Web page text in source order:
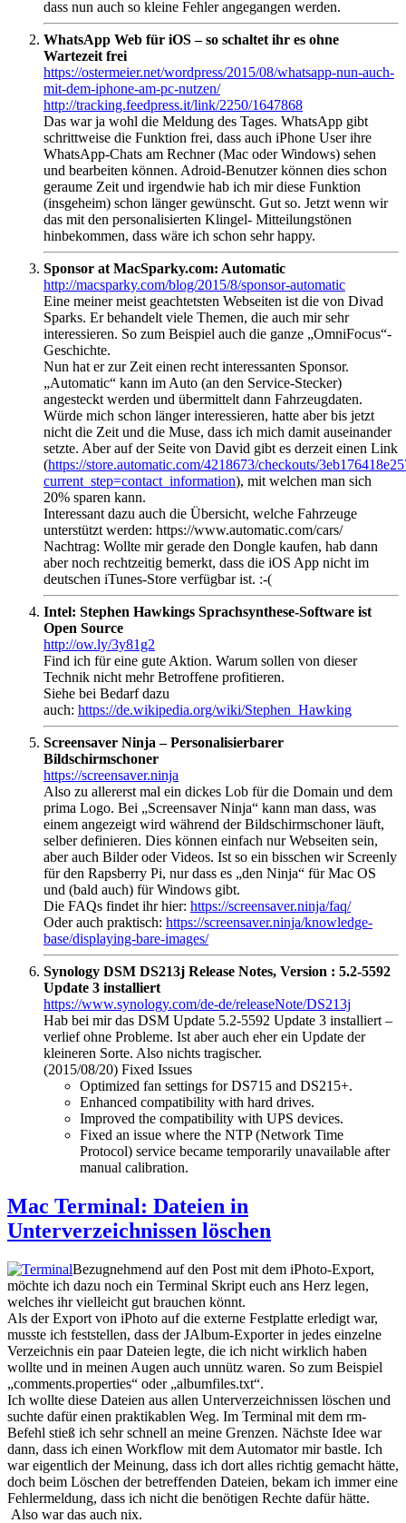
dass nun auch so kleine Fehler angegangen werden.
WhatsApp Web für iOS – so schaltet ihr es ohne
Wartezeit frei
https://ostermeier.net/wordpress/2015/08/whatsapp-nun-auch-
mit-dem-iphone-am-pc-nutzen/
http://tracking.feedpress.it/link/2250/1647868
Das war ja wohl die Meldung des Tages. WhatsApp gibt
schrittweise die Funktion frei, dass auch iPhone User ihre
WhatsApp-Chats am Rechner (Mac oder Windows) sehen
und bearbeiten können. Adroid-Benutzer können dies schon
geraume Zeit und irgendwie hab ich mir diese Funktion
(insgeheim) schon länger gewünscht. Gut so. Jetzt wenn wir
das mit den personalisierten Klingel- Mitteilungstönen
hinbekommen, dass wäre ich schon sehr happy.
Sponsor at MacSparky.com: Automatic
http://macsparky.com/blog/2015/8/sponsor-automatic
Eine meiner meist geachtetsten Webseiten ist die von Divad
Sparks. Er behandelt viele Themen, die auch mir sehr
interessieren. So zum Beispiel auch die ganze „OmniFocus“-
Geschichte.
Nun hat er zur Zeit einen recht interessanten Sponsor.
„Automatic“ kann im Auto (an den Service-Stecker)
angesteckt werden und übermittelt dann Fahrzeugdaten.
Würde mich schon länger interessieren, hatte aber bis jetzt
nicht die Zeit und die Muse, dass ich mich damit auseinander
setzte. Aber auf der Seite von David gibt es derzeit einen Link
(https://store.automatic.com/4218673/checkouts/
current_step=contact_information), mit welchen man sich
20% sparen kann.
Interessant dazu auch die Übersicht, welche Fahrzeuge
unterstützt werden: https://www.automatic.com/cars/
Nachtrag: Wollte mir gerade den Dongle kaufen, hab dann
aber noch rechtzeitig bemerkt, dass die iOS App nicht im
deutschen iTunes-Store verfügbar ist. :-(
Intel: Stephen Hawkings Sprachsynthese-Software ist
Open Source
http://ow.ly/3y81g2
Find ich für eine gute Aktion. Warum sollen von dieser
Technik nicht mehr Betroffene profitieren.
Siehe bei Bedarf dazu
auch: https://de.wikipedia.org/wiki/Stephen_Hawking
Screensaver Ninja – Personalisierbarer
Bildschirmschoner
https://screensaver.ninja
Also zu allererst mal ein dickes Lob für die Domain und dem
prima Logo. Bei „Screensaver Ninja“ kann man dass, was
einem angezeigt wird während der Bildschirmschoner läuft,
selber definieren. Dies können einfach nur Webseiten sein,
aber auch Bilder oder Videos. Ist so ein bisschen wir Screenly
für den Rapsberry Pi, nur dass es „den Ninja“ für Mac OS
und (bald auch) für Windows gibt.
Die FAQs findet ihr hier: https://screensaver.ninja/faq/
Oder auch praktisch: https://screensaver.ninja/knowledge-
base/displaying-bare-images/
Synology DSM DS213j Release Notes, Version : 5.2-5592
Update 3 installiert
https://www.synology.com/de-de/releaseNote/DS213j
Hab bei mir das DSM Update 5.2-5592 Update 3 installiert –
verlief ohne Probleme. Ist aber auch eher ein Update der
kleineren Sorte. Also nichts tragischer.
(2015/08/20) Fixed Issues
Optimized fan settings for DS715 and DS215+.
Enhanced compatibility with hard drives.
Improved the compatibility with UPS devices.
Fixed an issue where the NTP (Network Time
Protocol) service became temporarily unavailable after
manual calibration.
Mac Terminal: Dateien in
Unterverzeichnissen löschen
Bezugnehmend auf den Post mit dem iPhoto-Export,
möchte ich dazu noch ein Terminal Skript euch ans Herz legen,
welches ihr vielleicht gut brauchen könnt.
Als der Export von iPhoto auf die externe Festplatte erledigt war,
musste ich feststellen, dass der JAlbum-Exporter in jedes einzelne
Verzeichnis ein paar Dateien legte, die ich nicht wirklich haben
wollte und in meinen Augen auch unnütz waren. So zum Beispiel
„comments.properties“ oder „albumfiles.txt“.
Ich wollte diese Dateien aus allen Unterverzeichnissen löschen und
suchte dafür einen praktikablen Weg. Im Terminal mit dem rm-
Befehl stieß ich sehr schnell an meine Grenzen. Nächste Idee war
dann, dass ich einen Workflow mit dem Automator mir bastle. Ich
war eigentlich der Meinung, dass ich dort alles richtig gemacht hätte,
doch beim Löschen der betreffenden Dateien, bekam ich immer eine
Fehlermeldung, dass ich nicht die benötigen Rechte dafür hätte.
Also war das auch nix.